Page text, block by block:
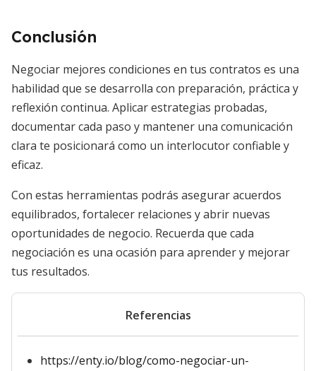
Conclusión
Negociar mejores condiciones en tus contratos es una
habilidad que se desarrolla con preparación, práctica y
reflexión continua. Aplicar estrategias probadas,
documentar cada paso y mantener una comunicación
clara te posicionará como un interlocutor confiable y
eficaz.
Con estas herramientas podrás asegurar acuerdos
equilibrados, fortalecer relaciones y abrir nuevas
oportunidades de negocio. Recuerda que cada
negociación es una ocasión para aprender y mejorar
tus resultados.
Referencias
https://enty.io/blog/como-negociar-un-